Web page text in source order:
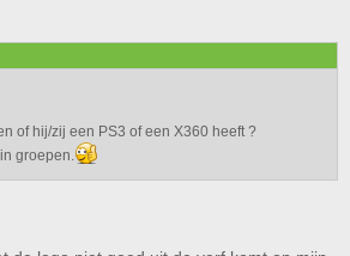
of hij/zij een PS3 of een X360 heeft ?
groepen.